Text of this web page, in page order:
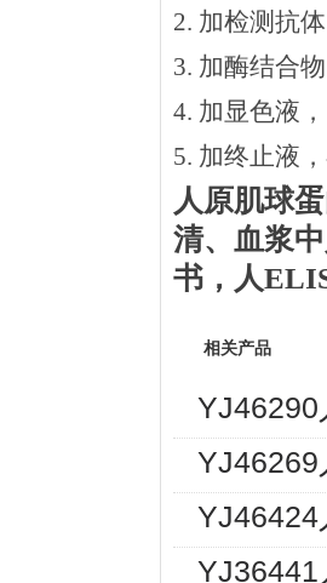
2. 加检测抗
3. 加酶结合
4. 加显色液
5. 加终止液
人原肌球
清、血浆中
书 ， 人
相关产品
YJ46290
YJ46269
YJ46424
YJ36441